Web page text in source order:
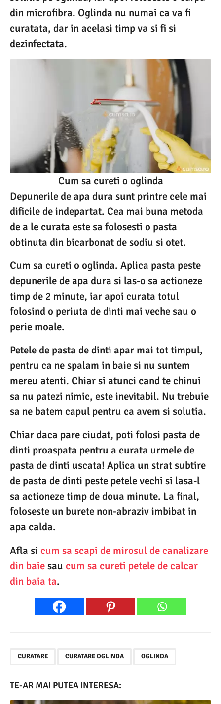
din microfibra. Oglinda nu numai ca va fi
curatata, dar in acelasi timp va si fi si
dezinfectata.
Cum sa cureti o oglinda
Depunerile de apa dura sunt printre cele mai
dificile de indepartat. Cea mai buna metoda
de a le curata este sa folosesti o pasta
obtinuta din bicarbonat de sodiu si otet.
Cum sa cureti o oglinda. Aplica pasta peste
depunerile de apa dura si las-o sa actioneze
timp de 2 minute, iar apoi curata totul
folosind o periuta de dinti mai veche sau o
perie moale.
Petele de pasta de dinti apar mai tot timpul,
pentru ca ne spalam in baie si nu suntem
mereu atenti. Chiar si atunci cand te chinui
sa nu patezi nimic, este inevitabil. Nu trebuie
sa ne batem capul pentru ca avem si solutia.
Chiar daca pare ciudat, poti folosi pasta de
dinti proaspata pentru a curata urmele de
pasta de dinti uscata! Aplica un strat subtire
de pasta de dinti peste petele vechi si lasa-l
sa actioneze timp de doua minute. La final,
foloseste un burete non-abraziv imbibat in
apa calda.
Afla si cum sa scapi de mirosul de canalizare
din baiesau cum sa cureti petele de calcar
din baia ta.
CURATARE CURATARE OGLINDA OGLINDA
TE-AR MAI PUTEA INTERESA: